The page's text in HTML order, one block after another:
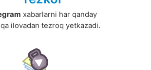
xabarlarni har qanday
ilovadan tezroq yetkazadi.